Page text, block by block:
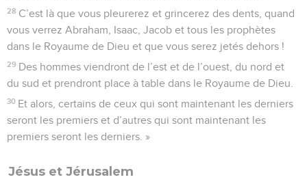
28 C’est là que vous pleurerez et grincerez des dents, quand
vous verrez Abraham, Isaac, Jacob et tous les prophètes
dans le Royaume de Dieu et que vous serez jetés dehors !
29 Des hommes viendront de l’est et de l’ouest, du nord et
du sud et prendront place à table dans le Royaume de Dieu.
30 Et alors, certains de ceux qui sont maintenant les derniers
seront les premiers et d’autres qui sont maintenant les
premiers seront les derniers. »
Jésus et Jérusalem